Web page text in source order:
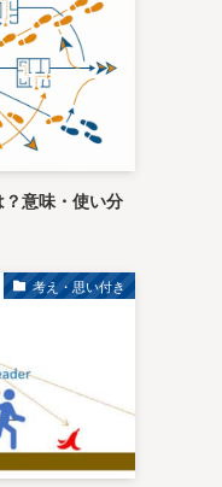
？意味・使い分
考え・思い付き